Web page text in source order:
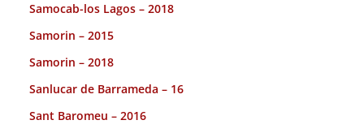
Samocab-los Lagos – 2018
Samorin – 2015
Samorin – 2018
Sanlucar de Barrameda – 16
Sant Baromeu – 2016